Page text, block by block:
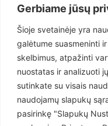
Gerbiame jūsų
Šioje svetainėje yra
galėtume suasmeninti
skelbimus, atpažinti
nuostatas ir analizuoti
sutinkate su visais
naudojamų slapukų
pasirinkę "Slapukų
21 kovo,
POPULIARIOS
Politika